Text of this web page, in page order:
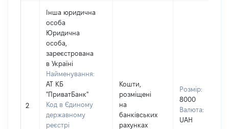
2
Інша юридична
особа
Юридична
особа,
зареєстрована
в Україні
Найменування:
АТ КБ
"ПриватБанк"
Код в Єдиному
державному
реєстрі
Кошти,
розміщені
на
банківських
рахунках
Розмір:
8000
Валюта:
UAH